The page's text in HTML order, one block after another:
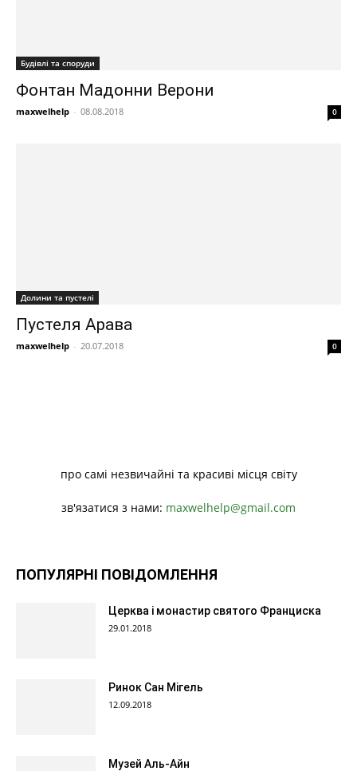
Будівлі та споруди
Фонтан Мадонни Верони
maxwelhelp - 08.08.2018 0
Долини та пустелі
Пустеля Арава
maxwelhelp - 20.07.2018 0
про самі незвичайні та красиві місця світу
зв'язатися з нами: maxwelhelp@gmail.com
ПОПУЛЯРНІ ПОВІДОМЛЕННЯ
Церква і монастир святого Франциска
29.01.2018
Ринок Сан Мігель
12.09.2018
Музей Аль-Айн